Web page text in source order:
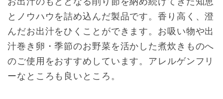
とノウハウを詰め込んだ製品です。香り高く、澄
んだお出汁をひくことができます。お吸い物や出
汁巻き卵・季節のお野菜を活かした煮炊きものへ
のご使用をおすすめしています。アレルゲンフリ
ーなところも良いところ。